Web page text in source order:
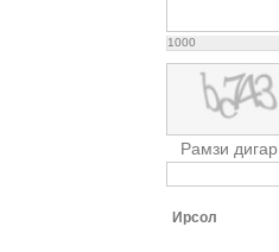
1000
Рамзи дигар
Ирсол